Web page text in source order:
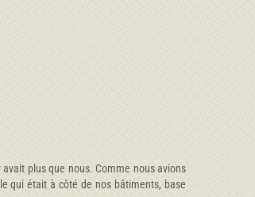
plus que nous. Comme nous avions
qui était à côté de nos bâtiments, base